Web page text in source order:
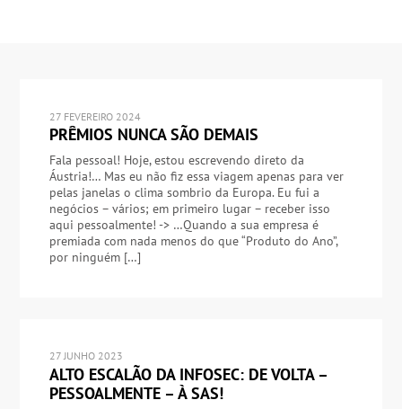
27 FEVEREIRO 2024
PRÊMIOS NUNCA SÃO DEMAIS
Fala pessoal! Hoje, estou escrevendo direto da
Áustria!… Mas eu não fiz essa viagem apenas para ver
pelas janelas o clima sombrio da Europa. Eu fui a
negócios – vários; em primeiro lugar – receber isso
aqui pessoalmente! -> …Quando a sua empresa é
premiada com nada menos do que “Produto do Ano”,
por ninguém […]
27 JUNHO 2023
ALTO ESCALÃO DA INFOSEC: DE VOLTA –
PESSOALMENTE – À SAS!